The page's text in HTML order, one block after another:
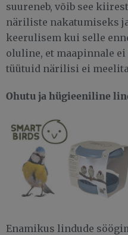
suureneb, võib see
näriliste nakatumiseks
keerulisem kui selle
oluline, et maapinnale
tüütuid närilisi ei
Ohutu ja hügieeniline
Enamikus lindude